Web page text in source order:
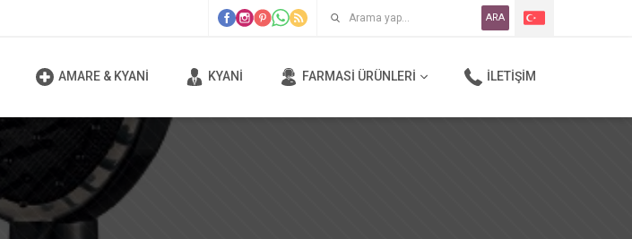
ARA
AMARE & KYANI KYANI FARMASI ÜRÜNLERI İLETIŞIM